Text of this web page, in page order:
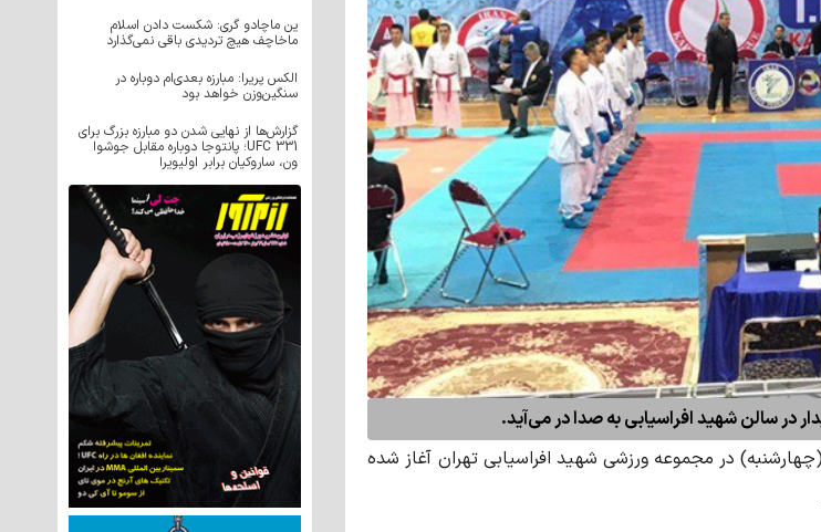
در مجموعه ورزشی شهید افراسیابی تهران آغاز شده
ین ماچادو گری: شکست دادن اسلام
ماخاچف هیچ تردیدی باقی نمی‌گذارد
الکس پریرا: مبارزه بعدی‌ام دوباره در
سنگین‌وزن خواهد بود
گزارش‌ها از نهایی شدن دو مبارزه بزرگ برای
UFC 331؛ پانتوجا دوباره مقابل جوشوا
ون، ساروکیان برابر اولیویرا